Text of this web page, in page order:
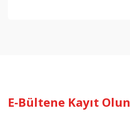
E-Bültene Kayıt Olun